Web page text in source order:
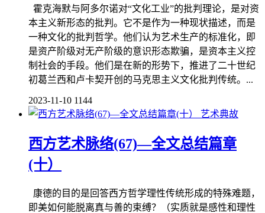
霍克海默与阿多尔诺对“文化工业”的批判理论，是对资
本主义新形态的批判。它不是作为一种现状描述，而是
一种文化的批判哲学。他们认为艺术生产的标准化，即
是资产阶级对无产阶级的意识形态欺骗，是资本主义控
制社会的手段。他们是在新的形势下，推进了二十世纪
初葛兰西和卢卡契开创的马克思主义文化批判传统。...
2023-11-10 1144
艺术典故
西方艺术脉络(67)—全文总结篇章
(十）
康德的目的是回答西方哲学理性传统形成的特殊难题，
即美如何能脱离真与善的束缚？（实质就是感性和理性